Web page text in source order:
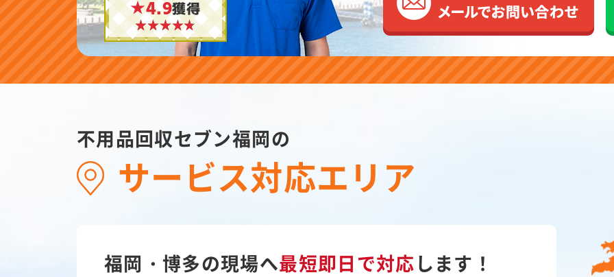
★4.9獲得
不用品回収セブン福岡の
サービス対応エリア
福岡・博多の現場へ最短即日で対応します！